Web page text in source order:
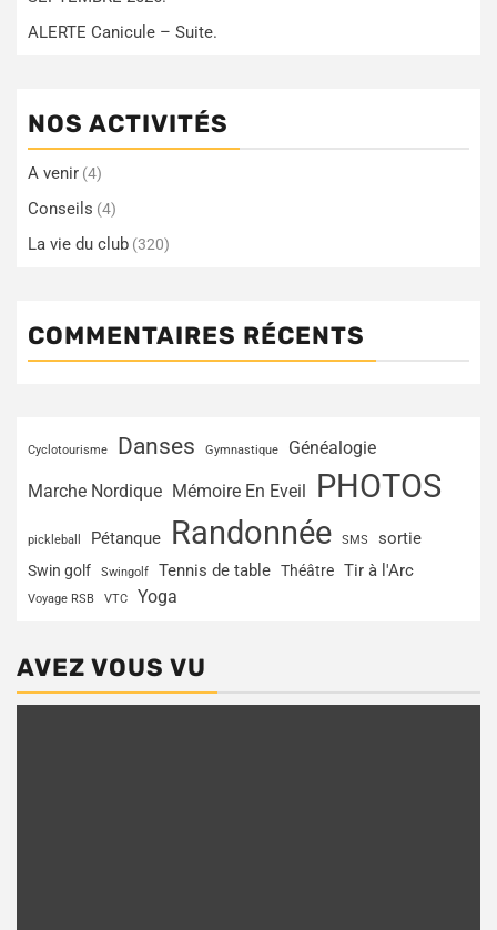
ALERTE Canicule – Suite.
NOS ACTIVITÉS
A venir (4)
Conseils (4)
La vie du club (320)
COMMENTAIRES RÉCENTS
Cyclotourisme Danses Gymnastique Généalogie
Marche Nordique Mémoire En Eveil PHOTOS
pickleball Pétanque Randonnée SMS sortie
Swin golf Swingolf Tennis de table Théâtre Tir à l'Arc
Voyage RSB VTC Yoga
AVEZ VOUS VU